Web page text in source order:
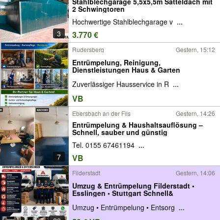
3
2 Schwingtoren
Hochwertige Stahlblechgarage v ...
3.770 €
Rudersberg Gestern, 15:12
Entrümpelung, Reinigung,
Dienstleistungen Haus & Garten
Zuverlässiger Hausservice in R ...
VB
7
Ebersbach an der Fils Gestern, 14:26
Entrümpelung & Haushaltsauflösung –
Schnell, sauber und günstig
Tel. 0155 67461194 ...
VB
Filderstadt Gestern, 14:06
Umzug & Entrümpelung Filderstadt •
Esslingen • Stuttgart Schnell&
Umzug • Entrümpelung • Entsorg ...